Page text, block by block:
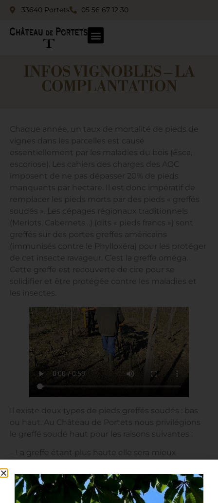
33640 Portets 05 56 67 12 30
INFOS VIGNOBLES – LA
COMPLANTATION
Chaque année, un taux de mortalité de pieds de
vignes dans les parcelles est causé
essentiellement par les maladies du bois (Esca,
escoriose). Les cahiers des charges des AOC
imposent de ne pas dépasser 20% de pieds
manquants par hectare. Il est donc impératif de
remplacer les pieds morts par des pieds « greffés
soudés ». Les cépages régionaux traditionnels
(Merlots, Cabernets…) (dits « pieds francs ») sont
greffés sur des portes greffes américains
(immunisés contre le Phylloxéra) pour les protéger
de cet insecte ravageur. C’est la greffe oméga.
Cette greffe est recouverte de cire pour se
solidifier et être protégée contre les maladies et
les insectes.
Il existe deux types de pieds greffés soudés : bas
ou haut. Au Château de Portets nous privilégions
le greffé soudé haut pour les raisons suivantes :
– La greffe étant plus haute elle sera mieux
– Lors des travaux de sols, la greffe risquera moins
d’être abîmée par les charrues qui retournent la